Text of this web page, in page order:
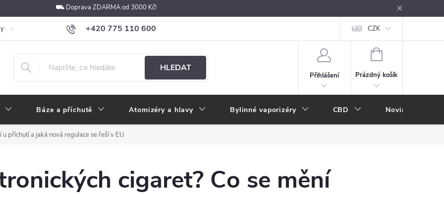
⛟ Doprava ZDARMA od 3000 Kč!
+420 775 110 600
obchod@e-cigarety.cz
Podmínky ochrany osobních údajů Velkoobchod Vše o e-kouření Nákupní rádce
CZK
HLEDAT
Přihlášení
NÁKUPNÍ
Prázdný košík
Báze a příchutě Atomizéry a hlavy Bylinné vaporizéry CBD Novinky
příchutí a jaká nová regulace se řeší v EU
cigaret? Co se mění